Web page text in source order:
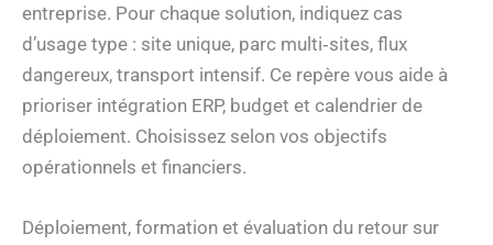
entreprise. Pour chaque solution, indiquez cas
d’usage type : site unique, parc multi‑sites, flux
dangereux, transport intensif. Ce repère vous aide à
prioriser intégration ERP, budget et calendrier de
déploiement. Choisissez selon vos objectifs
opérationnels et financiers.
Déploiement, formation et évaluation du retour sur